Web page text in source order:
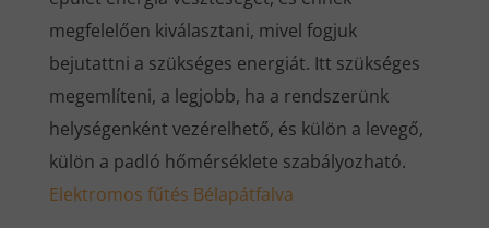
megfelelően kiválasztani, mivel fogjuk
bejutattni a szükséges energiát. Itt szükséges
megemlíteni, a legjobb, ha a rendszerünk
helységenként vezérelhető, és külön a levegő,
külön a padló hőmérséklete szabályozható.
Elektromos fűtés Bélapátfalva